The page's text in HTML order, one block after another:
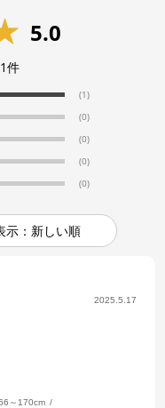
5.0
1件
(1)
(0)
(0)
(0)
(0)
示：新しい順
2025.5.17
～170cm